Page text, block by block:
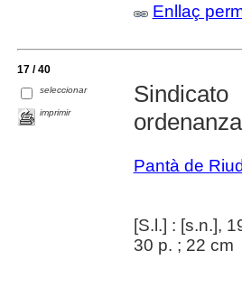
Enllaç
17 / 40
seleccionar
imprimir
Pantà de
[S.l.] : [s.n.],
30 p. ; 22 cm